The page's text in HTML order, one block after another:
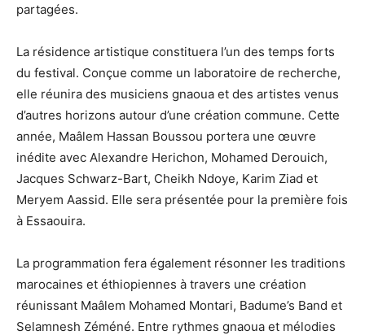
partagées.
La résidence artistique constituera l’un des temps forts
du festival. Conçue comme un laboratoire de recherche,
elle réunira des musiciens gnaoua et des artistes venus
d’autres horizons autour d’une création commune. Cette
année, Maâlem Hassan Boussou portera une œuvre
inédite avec Alexandre Herichon, Mohamed Derouich,
Jacques Schwarz-Bart, Cheikh Ndoye, Karim Ziad et
Meryem Aassid. Elle sera présentée pour la première fois
à Essaouira.
La programmation fera également résonner les traditions
marocaines et éthiopiennes à travers une création
réunissant Maâlem Mohamed Montari, Badume’s Band et
Selamnesh Zéméné. Entre rythmes gnaoua et mélodies